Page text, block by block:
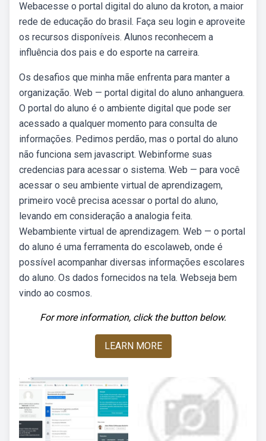
Webacesse o portal digital do aluno da kroton, a maior
rede de educação do brasil. Faça seu login e aproveite
os recursos disponíveis. Alunos reconhecem a
influência dos pais e do esporte na carreira.
Os desafios que minha mãe enfrenta para manter a
organização. Web — portal digital do aluno anhanguera.
O portal do aluno é o ambiente digital que pode ser
acessado a qualquer momento para consulta de
informações. Pedimos perdão, mas o portal do aluno
não funciona sem javascript. Webinforme suas
credencias para acessar o sistema. Web — para você
acessar o seu ambiente virtual de aprendizagem,
primeiro você precisa acessar o portal do aluno,
levando em consideração a analogia feita.
Webambiente virtual de aprendizagem. Web — o portal
do aluno é uma ferramenta do escolaweb, onde é
possível acompanhar diversas informações escolares
do aluno. Os dados fornecidos na tela. Webseja bem
vindo ao cosmos.
For more information, click the button below.
LEARN MORE